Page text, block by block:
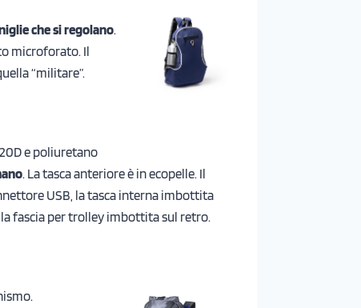
che si regolano.
microforato. Il
“militare”.
e poliuretano
. La tasca anteriore è in ecopelle. Il
USB, la tasca interna imbottita
fascia per trolley imbottita sul retro.